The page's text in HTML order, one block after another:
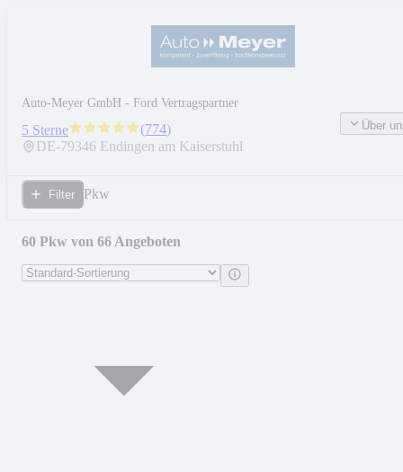
Auto-Meyer GmbH - Ford Vertragspartner
5 Sterne (774)
DE-79346 Endingen am Kaiserstuhl
Über
Filter Pkw
60 Pkw von 66 Angeboten